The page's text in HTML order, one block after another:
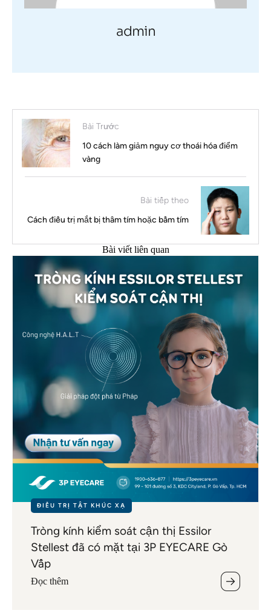
admin
Bài Trước
10 cách làm giảm nguy cơ thoái hóa điểm
vàng
Bài tiếp theo
Cách điều trị mắt bị thâm tím hoặc bầm tím
Bài viết liên quan
ĐIỀU TRỊ TẬT KHÚC XẠ
Tròng kính kiểm soát cận thị Essilor
Stellest đã có mặt tại 3P EYECARE Gò
Vấp
Đọc thêm